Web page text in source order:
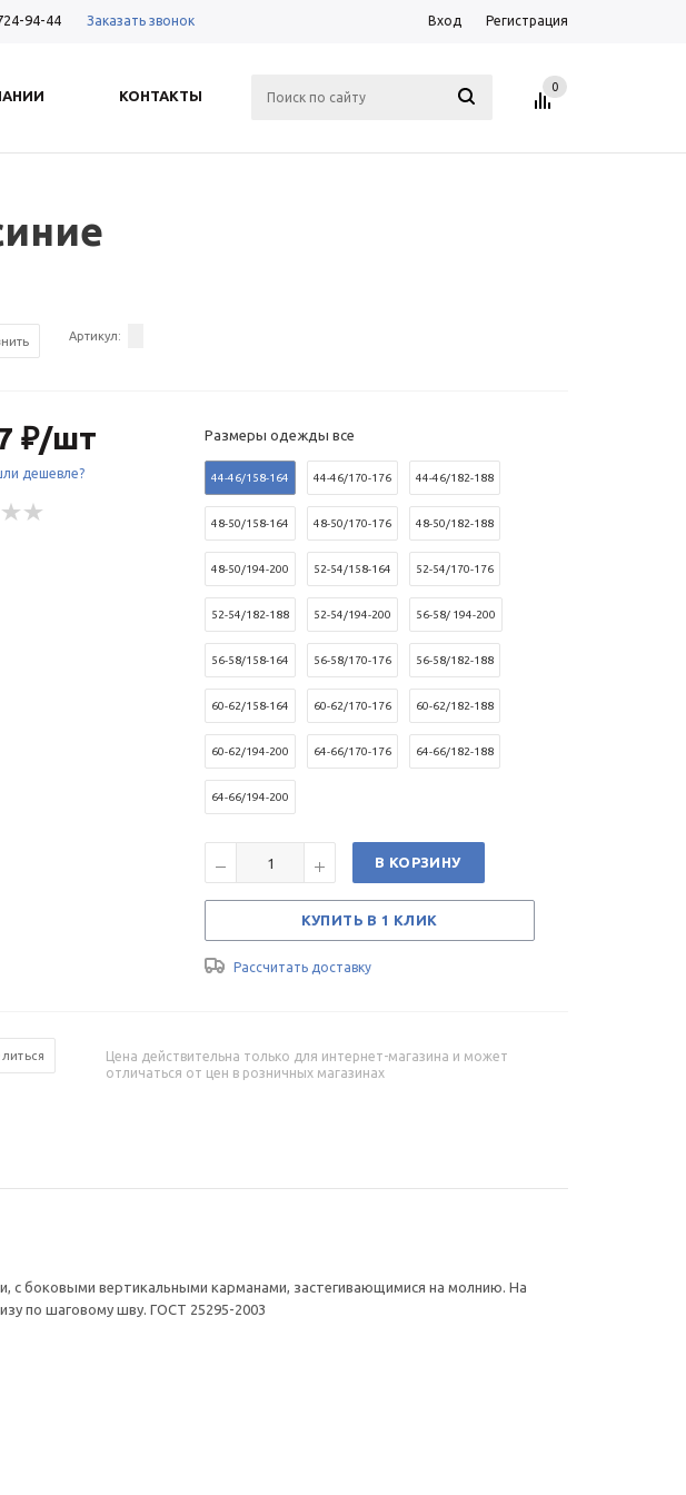
94-44 Заказать звонок Вход Регистрация
КОНТАКТЫ
0
Артикул:
₽/шт
дешевле?
Размеры одежды все
44-46/158-164 44-46/170-176 44-46/182-188
48-50/158-164 48-50/170-176 48-50/182-188
48-50/194-200 52-54/158-164 52-54/170-176
52-54/182-188 52-54/194-200 56-58/ 194-200
56-58/158-164 56-58/170-176 56-58/182-188
60-62/158-164 60-62/170-176 60-62/182-188
60-62/194-200 64-66/170-176 64-66/182-188
64-66/194-200
В КОРЗИНУ
КУПИТЬ В 1 КЛИК
Рассчитать доставку
Цена действительна только для интернет-магазина и может
отличаться от цен в розничных магазинах
с боковыми вертикальными карманами, застегивающимися на молнию. На
по шаговому шву. ГОСТ 25295-2003